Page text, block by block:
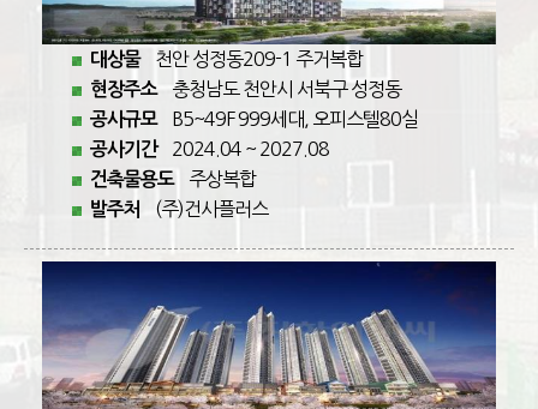
대상물 천안 성정동209-1 주거복합
현장주소 충청남도 천안시 서북구 성정동
공사규모 B5~49F 999세대, 오피스텔80실
공사기간 2024.04 ~ 2027.08
건축물용도 주상복합
발주처 (주)건사플러스